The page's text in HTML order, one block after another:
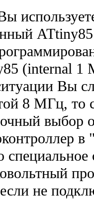
(internal 1
Вы
8 МГц, то
выбор
в
не